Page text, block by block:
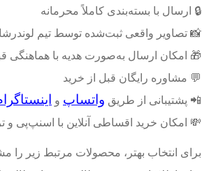
🔒 ارسال با بسته‌بندی کاملاً محرمانه
📸 تصاویر واقعی ثبت‌شده توسط تیم
🎁 امکان ارسال به‌صورت هدیه با هماهنگی
💬 مشاوره رایگان قبل از خرید
📲 پشتیبانی از طریق واتساپ و
💸 امکان خرید اقساطی آنلاین با اسنپ‌پی
برای انتخاب بهتر، محصولات مرتبط زیر را